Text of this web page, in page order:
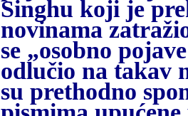
Singhu koji je
novinama
se „osobno
odlučio na takav
su prethodno